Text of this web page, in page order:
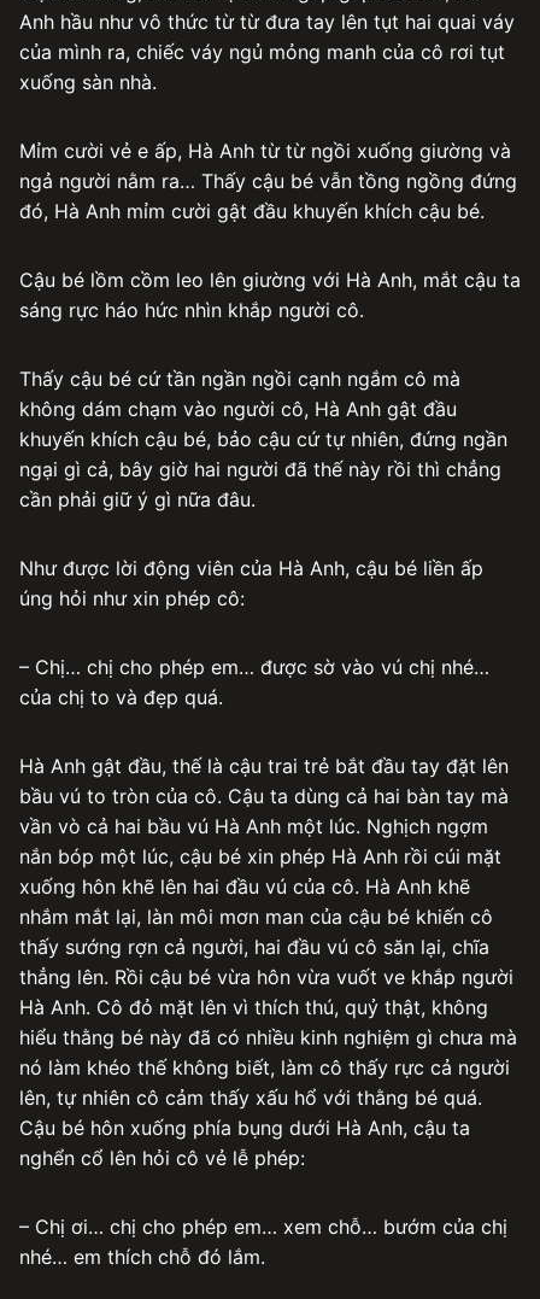
Anh hầu như vô thức từ từ đưa tay lên tụt hai quai váy
của mình ra, chiếc váy ngủ mỏng manh của cô rơi tụt
xuống sàn nhà.
Mỉm cười vẻ e ấp, Hà Anh từ từ ngồi xuống giường và
ngả người nằm ra… Thấy cậu bé vẫn tồng ngồng đứng
đó, Hà Anh mỉm cười gật đầu khuyến khích cậu bé.
Cậu bé lồm cồm leo lên giường với Hà Anh, mắt cậu ta
sáng rực háo hức nhìn khắp người cô.
Thấy cậu bé cứ tần ngần ngồi cạnh ngắm cô mà
không dám chạm vào người cô, Hà Anh gật đầu
khuyến khích cậu bé, bảo cậu cứ tự nhiên, đứng ngần
ngại gì cả, bây giờ hai người đã thế này rồi thì chẳng
cần phải giữ ý gì nữa đâu.
Như được lời động viên của Hà Anh, cậu bé liền ấp
úng hỏi như xin phép cô:
– Chị… chị cho phép em… được sờ vào vú chị nhé…
của chị to và đẹp quá.
Hà Anh gật đầu, thế là cậu trai trẻ bắt đầu tay đặt lên
bầu vú to tròn của cô. Cậu ta dùng cả hai bàn tay mà
vần vò cả hai bầu vú Hà Anh một lúc. Nghịch ngợm
nắn bóp một lúc, cậu bé xin phép Hà Anh rồi cúi mặt
xuống hôn khẽ lên hai đầu vú của cô. Hà Anh khẽ
nhắm mắt lại, làn môi mơn man của cậu bé khiến cô
thấy sướng rợn cả người, hai đầu vú cô săn lại, chĩa
thẳng lên. Rồi cậu bé vừa hôn vừa vuốt ve khắp người
Hà Anh. Cô đỏ mặt lên vì thích thú, quỷ thật, không
hiểu thằng bé này đã có nhiều kinh nghiệm gì chưa mà
nó làm khéo thế không biết, làm cô thấy rực cả người
lên, tự nhiên cô cảm thấy xấu hổ với thằng bé quá.
Cậu bé hôn xuống phía bụng dưới Hà Anh, cậu ta
nghển cổ lên hỏi cô vẻ lễ phép:
– Chị ơi… chị cho phép em… xem chỗ… bướm của chị
nhé… em thích chỗ đó lắm.